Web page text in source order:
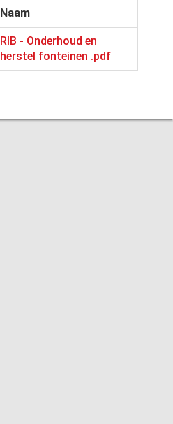
Naam
RIB - Onderhoud en
herstel fonteinen .pdf